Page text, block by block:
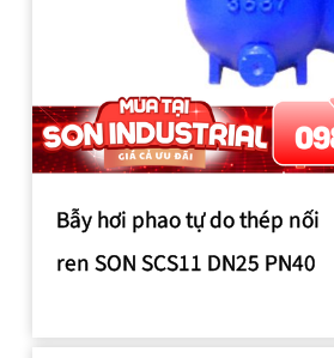
Bẫy hơi phao tự do thép nối
ren SON SCS11 DN25 PN40